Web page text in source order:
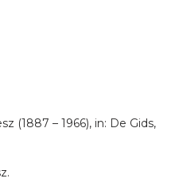
(1887 – 1966), in: De Gids,